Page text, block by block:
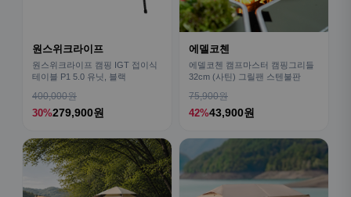
원스위크라이프
원스위크라이프 캠핑 IGT 접이식
테이블 P1 5.0 유닛, 블랙
400,000원
30%279,900원
에델코첸
에델코첸 캠프마스터 캠핑그리들
32cm (사틴) 그릴팬 스텐불판
75,900원
42%43,900원